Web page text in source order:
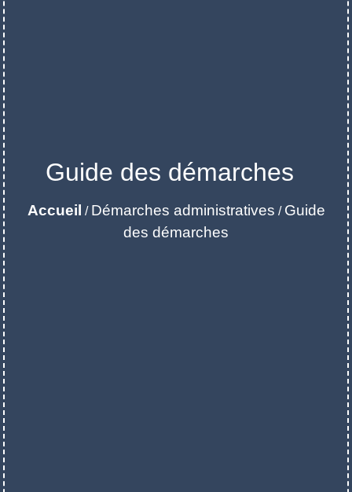
Guide des démarches
Accueil / Démarches administratives / Guide
des démarches